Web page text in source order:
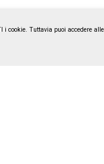
Tuttavia puoi accedere